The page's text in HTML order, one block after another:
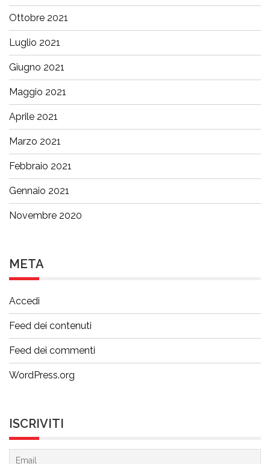
Ottobre 2021
Luglio 2021
Giugno 2021
Maggio 2021
Aprile 2021
Marzo 2021
Febbraio 2021
Gennaio 2021
Novembre 2020
META
Accedi
Feed dei contenuti
Feed dei commenti
WordPress.org
ISCRIVITI